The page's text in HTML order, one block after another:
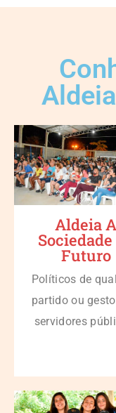
Aldeia A
Sociedade
Futuro
Políticos de
partido ou
servidores